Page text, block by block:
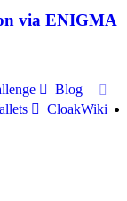
via ENIGMA
Blog
CloakWiki